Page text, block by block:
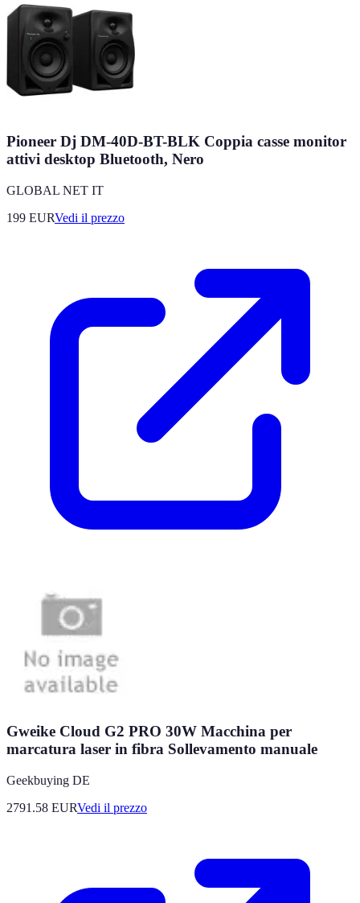
Pioneer Dj DM-40D-BT-BLK Coppia casse monitor
attivi desktop Bluetooth, Nero
GLOBAL NET IT
199 EURVedi il prezzo
Gweike Cloud G2 PRO 30W Macchina per
marcatura laser in fibra Sollevamento manuale
Geekbuying DE
2791.58 EURVedi il prezzo